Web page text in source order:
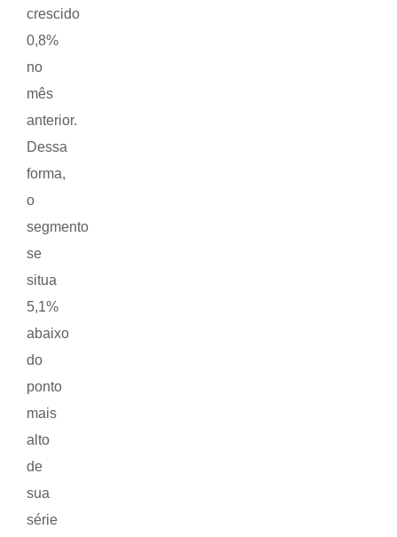
crescido
0,8%
no
mês
anterior.
Dessa
forma,
o
segmento
se
situa
5,1%
abaixo
do
ponto
mais
alto
de
sua
série